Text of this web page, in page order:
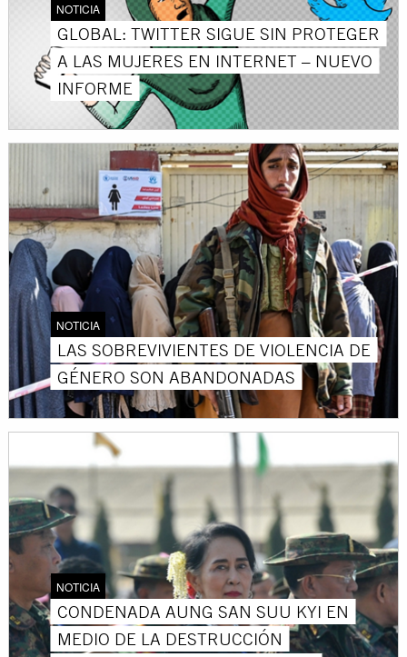
NOTICIA
GLOBAL: TWITTER SIGUE SIN PROTEGER
A LAS MUJERES EN INTERNET – NUEVO
INFORME
NOTICIA
LAS SOBREVIVIENTES DE VIOLENCIA DE
GÉNERO SON ABANDONADAS
NOTICIA
CONDENADA AUNG SAN SUU KYI EN
MEDIO DE LA DESTRUCCIÓN